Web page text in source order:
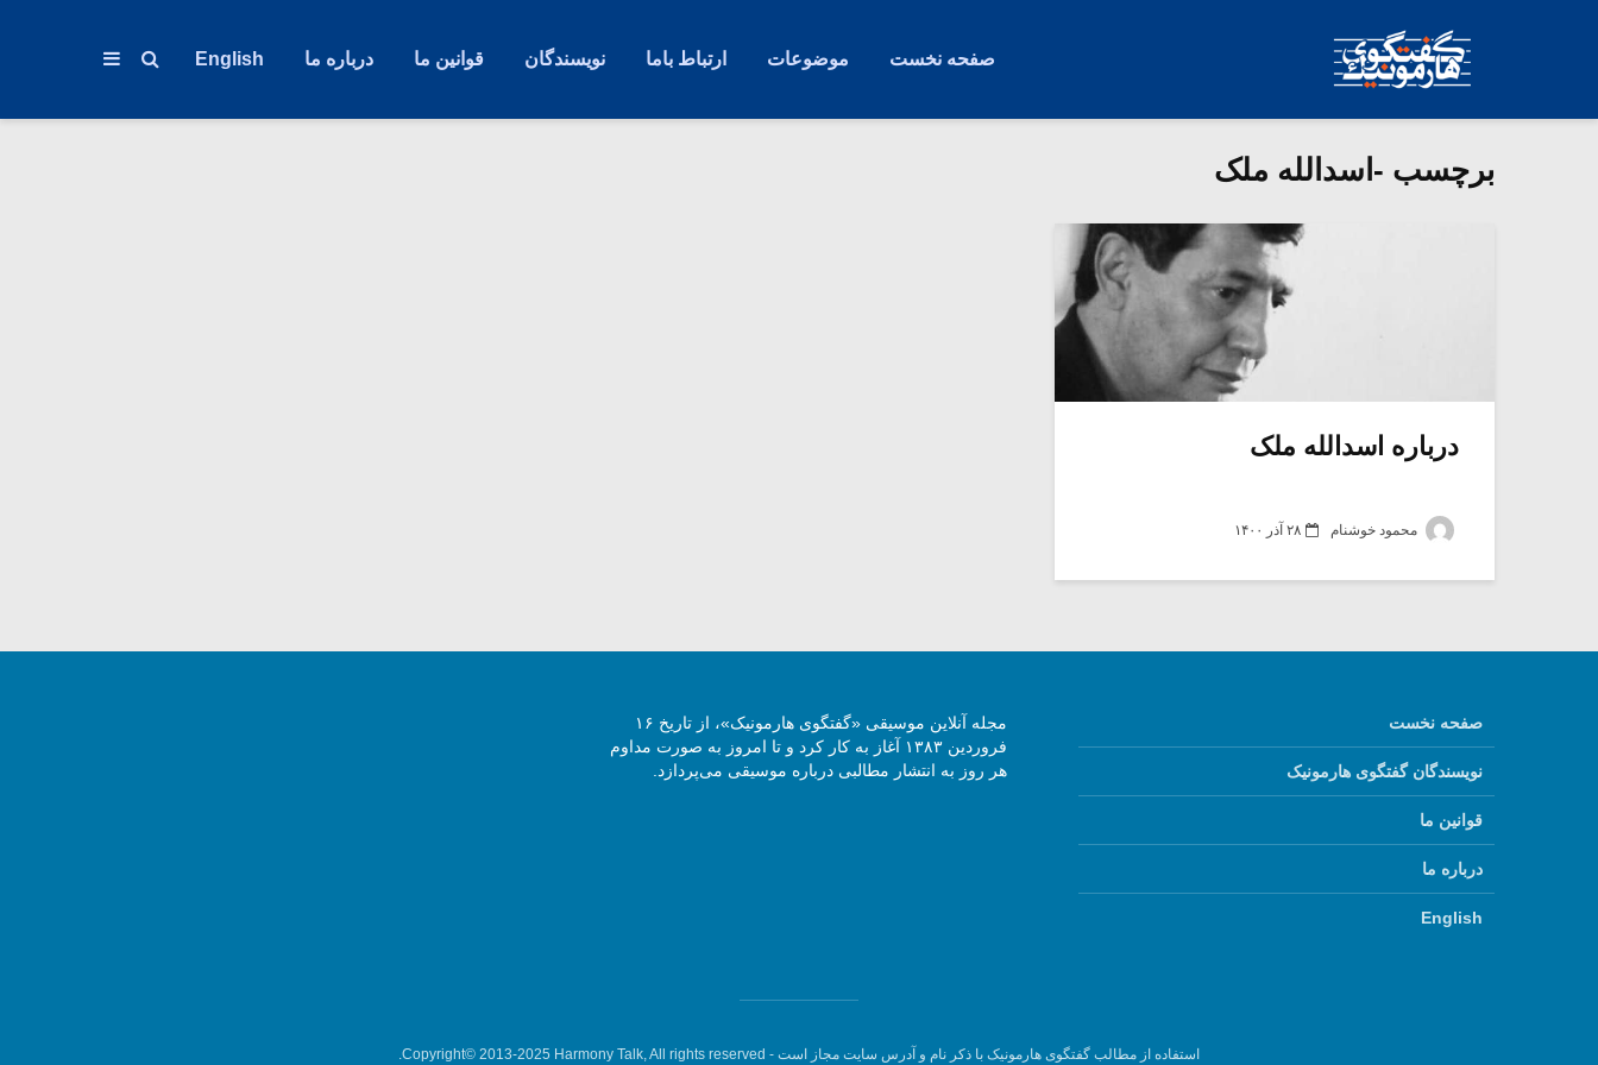
صفحه نخست موضوعات ارتباط باما نویسندگان قوانین ما درباره ما English
برچسب -اسدالله ملک
درباره اسدالله ملک
محمود خوشنام ۲۸ آذر ۱۴۰۰
صفحه نخست
نویسندگان گفتگوی هارمونیک
قوانین ما
درباره ما
English
مجله آنلاین موسیقی «گفتگوی هارمونیک»، از تاریخ ۱۶
فروردین ۱۳۸۳ آغاز به کار کرد و تا امروز به صورت مداوم
هر روز به انتشار مطالبی درباره موسیقی می‌پردازد.
استفاده از مطالب گفتگوی هارمونیک با ذکر نام و آدرس سایت مجاز است - Copyright© 2013-2025 Harmony Talk, All rights reserved.